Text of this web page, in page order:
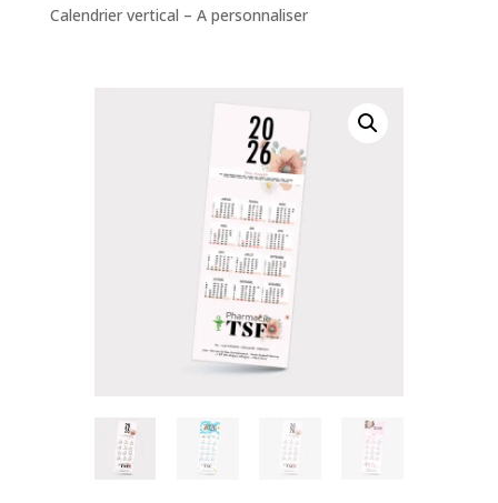
Calendrier vertical – A personnaliser